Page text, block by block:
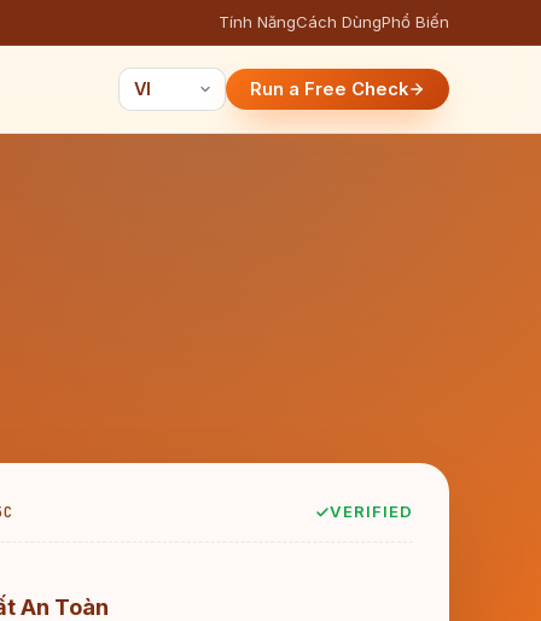
Tính NăngCách DùngPhổ Biến
Run a Free Check
VERIFIED
An Toàn